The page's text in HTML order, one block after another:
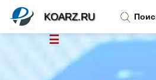
KOARZ.RU
☰